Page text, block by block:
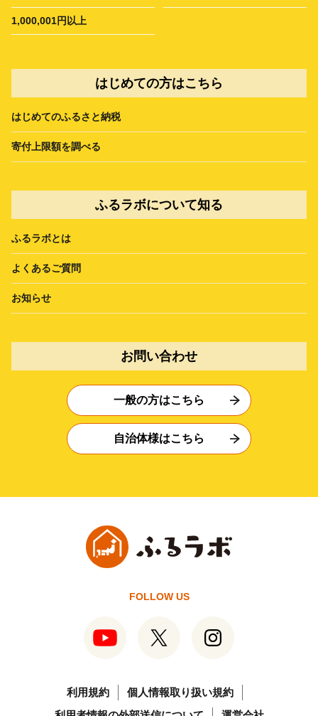
1,000,001円以上
はじめての方はこちら
はじめてのふるさと納税
寄付上限額を調べる
ふるラボについて知る
ふるラボとは
よくあるご質問
お知らせ
お問い合わせ
一般の方はこちら
自治体様はこちら
FOLLOW US
利用規約
個人情報取り扱い規約